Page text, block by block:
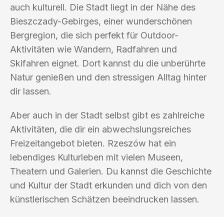
auch kulturell. Die Stadt liegt in der Nähe des
Bieszczady-Gebirges, einer wunderschönen
Bergregion, die sich perfekt für Outdoor-
Aktivitäten wie Wandern, Radfahren und
Skifahren eignet. Dort kannst du die unberührte
Natur genießen und den stressigen Alltag hinter
dir lassen.
Aber auch in der Stadt selbst gibt es zahlreiche
Aktivitäten, die dir ein abwechslungsreiches
Freizeitangebot bieten. Rzeszów hat ein
lebendiges Kulturleben mit vielen Museen,
Theatern und Galerien. Du kannst die Geschichte
und Kultur der Stadt erkunden und dich von den
künstlerischen Schätzen beeindrucken lassen.